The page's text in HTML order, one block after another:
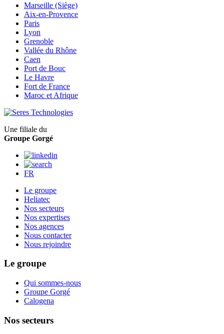
Marseille (Siège)
Aix-en-Provence
Paris
Lyon
Grenoble
Vallée du Rhône
Caen
Port de Bouc
Le Havre
Fort de France
Maroc et Afrique
Une filiale du
Groupe Gorgé
FR
Le groupe
Heliatec
Nos secteurs
Nos expertises
Nos agences
Nous contacter
Nous rejoindre
Le groupe
Qui sommes-nous
Groupe Gorgé
Calogena
Nos secteurs